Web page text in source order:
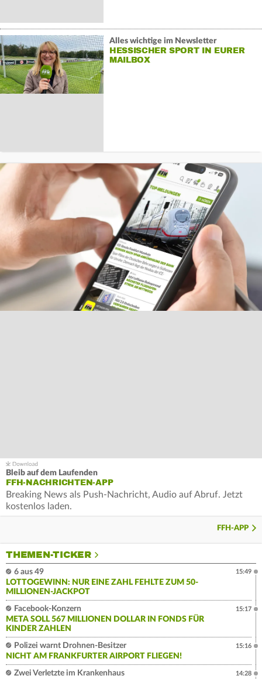
Alles wichtige im Newsletter
HESSISCHER SPORT IN EURER
MAILBOX
Bleib auf dem Laufenden
FFH-NACHRICHTEN-APP
Breaking News als Push-Nachricht, Audio auf Abruf. Jetzt
kostenlos laden.
FFH-APP
THEMEN-TICKER
6 aus 49
LOTTOGEWINN: NUR EINE ZAHL FEHLTE ZUM 50-
MILLIONEN-JACKPOT
15:49
Facebook-Konzern
META SOLL 567 MILLIONEN DOLLAR IN FONDS FÜR
KINDER ZAHLEN
15:17
Polizei warnt Drohnen-Besitzer
NICHT AM FRANKFURTER AIRPORT FLIEGEN!
15:16
Zwei Verletzte im Krankenhaus
14:28